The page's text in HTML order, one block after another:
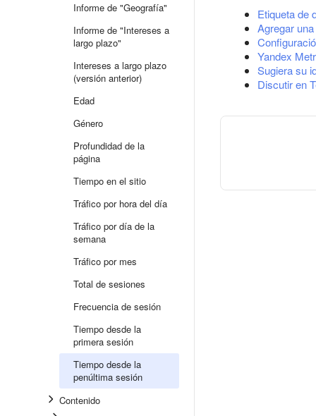
Informe de "Geografía"
Informe de "Intereses a
largo plazo"
Intereses a largo plazo
(versión anterior)
Edad
Género
Profundidad de la
página
Tiempo en el sitio
Tráfico por hora del día
Tráfico por día de la
semana
Tráfico por mes
Total de sesiones
Frecuencia de sesión
Tiempo desde la
primera sesión
Tiempo desde la
penúltima sesión
Contenido
Etiqueta de
Agregar
Yandex
Sugiera su
Discutir en